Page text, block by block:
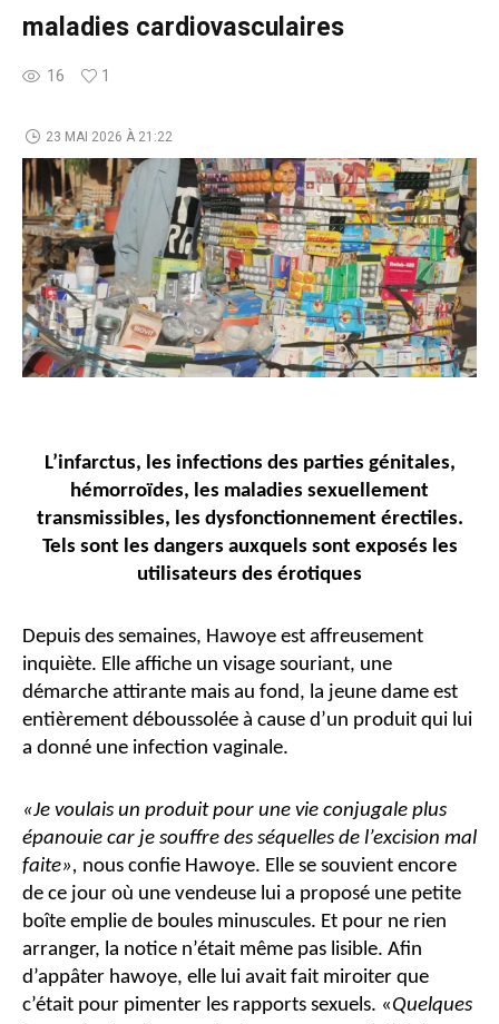
maladies cardiovasculaires
16 1
23 MAI 2026 À 21:22
L’infarctus, les infections des parties génitales,
hémorroïdes, les maladies sexuellement
transmissibles, les dysfonctionnement érectiles.
Tels sont les dangers auxquels sont exposés les
utilisateurs des érotiques
Depuis des semaines, Hawoye est affreusement
inquiète. Elle affiche un visage souriant, une
démarche attirante mais au fond, la jeune dame est
entièrement déboussolée à cause d’un produit qui lui
a donné une infection vaginale.
«Je voulais un produit pour une vie conjugale plus
épanouie car je souffre des séquelles de l’excision mal
faite», nous confie Hawoye. Elle se souvient encore
de ce jour où une vendeuse lui a proposé une petite
boîte emplie de boules minuscules. Et pour ne rien
arranger, la notice n’était même pas lisible. Afin
d’appâter hawoye, elle lui avait fait miroiter que
c’était pour pimenter les rapports sexuels. «Quelques